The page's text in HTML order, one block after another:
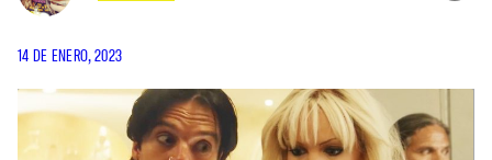
14 DE ENERO, 2023